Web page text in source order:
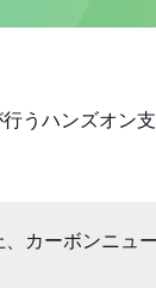
うハンズオン
カーボンニュ